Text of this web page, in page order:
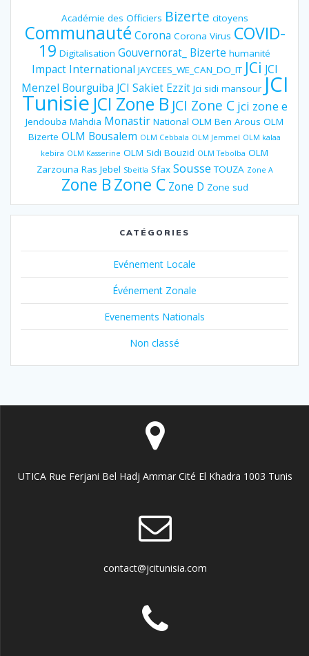
Académie des Officiers Bizerte citoyens
Communauté Corona Corona Virus COVID-
19 Digitalisation Gouvernorat_ Bizerte humanité
Impact International JAYCEES_WE_CAN_DO_IT JCi JCI
Menzel Bourguiba JCI Sakiet Ezzit Jci sidi mansour JCI
Tunisie JCI Zone B JCI Zone C jci zone e
Jendouba Mahdia Monastir National OLM Ben Arous OLM
Bizerte OLM Bousalem OLM Cebbala OLM Jemmel OLM kalaa
kebira OLM Kasserine OLM Sidi Bouzid OLM Tebolba OLM
Zarzouna Ras Jebel Sbeitla Sfax Sousse TOUZA Zone A
Zone BZone C Zone D Zone sud
CATÉGORIES
Evénement Locale
Événement Zonale
Evenements Nationals
Non classé
UTICA Rue Ferjani Bel Hadj Ammar Cité El Khadra 1003 Tunis
contact@jcitunisia.com